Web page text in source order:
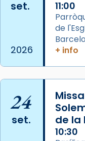
col·laboradors,
L’arquebisbe
Josep Omella,
concelebrat el
Mons. David
📸 Dr. G. Simón
Photo
View on Facebook ·
set.
2026
11:00
de
+ info
24
set.
de la
10:30